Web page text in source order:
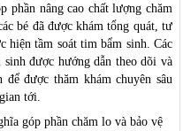
phần nâng cao chất lượng chăm
bé đã được khám tổng quát, tư
hiện tầm soát tim bẩm sinh. Các
được hướng dẫn theo dõi và
được thăm khám chuyên sâu
tới.
góp phần chăm lo và bảo vệ